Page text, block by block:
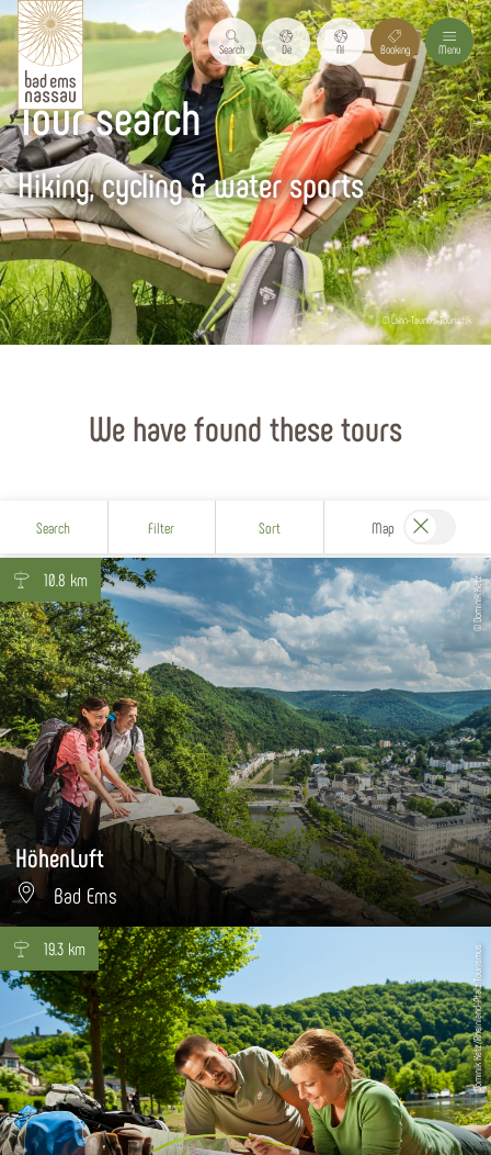
Search De Nl Booking Menu
© Lahn-Taunus-Touristik
Tour search
Hiking, cycling & water sports
We have found these tours
Search Filter Sort Map
© Dominik Ketz
10.8 km
HöhenLuft
Bad Ems
Dominik Ketz/Rheinland-Pfalz Tourismus
19.3 km